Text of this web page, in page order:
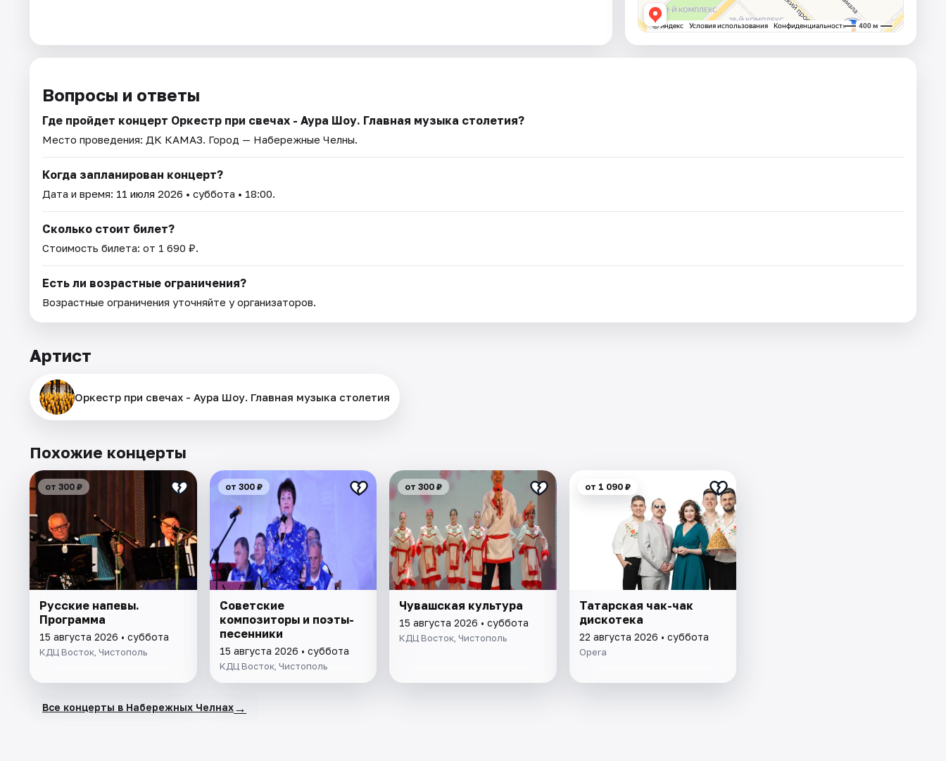
Вопросы и ответы
Где пройдет концерт Оркестр при свечах - Аура Шоу. Главная музыка столетия?
Место проведения: ДК КАМАЗ. Город — Набережные Челны.
Когда запланирован концерт?
Дата и время: 11 июля 2026 • суббота • 18:00.
Сколько стоит билет?
Стоимость билета: от 1 690 ₽.
Есть ли возрастные ограничения?
Возрастные ограничения уточняйте у организаторов.
Артист
Оркестр при свечах - Аура Шоу. Главная музыка столетия
Похожие концерты
от 300 ₽
Русские напевы.
Программа
15 августа 2026 • суббота
КДЦ Восток, Чистополь
от 300 ₽
Советские
композиторы и поэты-
песенники
15 августа 2026 • суббота
КДЦ Восток, Чистополь
от 300 ₽
Чувашская культура
15 августа 2026 • суббота
КДЦ Восток, Чистополь
от 1 090 ₽
Татарская чак-чак
дискотека
22 августа 2026 • суббота
Opera
Все концерты в Набережных Челнах→